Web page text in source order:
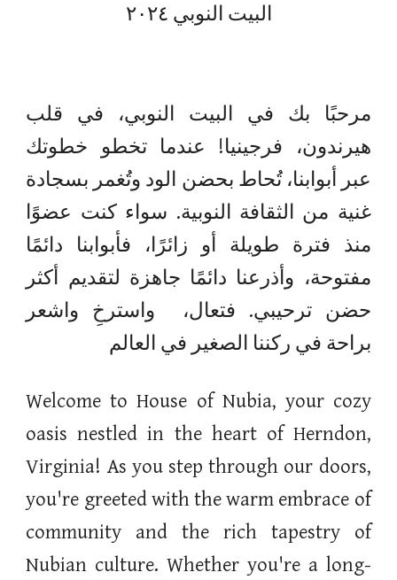
البيت النوبي ٢٠٢٤
مرحبًا بك في البيت النوبي، في قلب
هيرندون، فرجينيا! عندما تخطو خطوتك
عبر أبوابنا، تُحاط بحضن الود وتُغمر بسجادة
غنية من الثقافة النوبية. سواء كنت عضوًا
منذ فترة طويلة أو زائرًا، فأبوابنا دائمًا
مفتوحة، وأذرعنا دائمًا جاهزة لتقديم أكثر
حضن ترحيبي. فتعال، واسترخِ واشعر
براحة في ركننا الصغير في العالم
Welcome to House of Nubia, your cozy
oasis nestled in the heart of Herndon,
Virginia! As you step through our doors,
you're greeted with the warm embrace of
community and the rich tapestry of
Nubian culture. Whether you're a long-